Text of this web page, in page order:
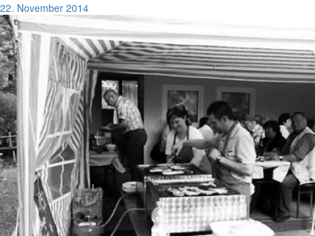
22. November 2014